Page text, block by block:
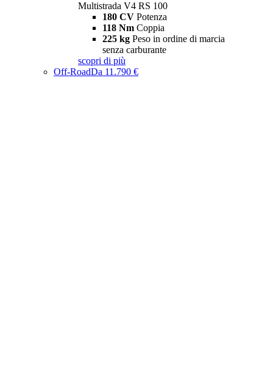
Multistrada V4 RS 100
180 CV Potenza
118 Nm Coppia
225 kg Peso in ordine di marcia
senza carburante
scopri di più
Off-RoadDa 11.790 €